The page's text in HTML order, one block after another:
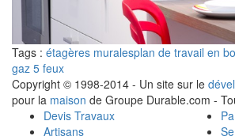
Tags : étagères muralesplan de travail en
gaz 5 feux
Copyright © 1998-2014 - Un site sur le
pour la maison de Groupe Durable.com -
Devis Travaux
Artisans